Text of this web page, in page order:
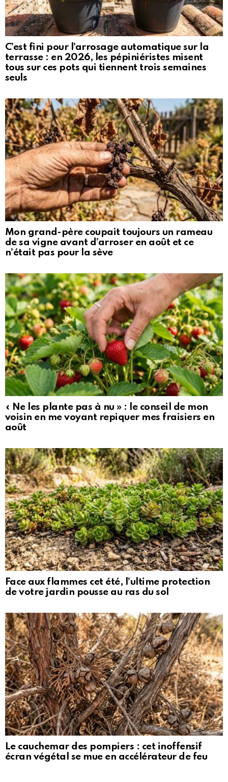
C’est fini pour l’arrosage automatique sur la
terrasse : en 2026, les pépiniéristes misent
tous sur ces pots qui tiennent trois semaines
seuls
Mon grand-père coupait toujours un rameau
de sa vigne avant d’arroser en août et ce
n’était pas pour la sève
« Ne les plante pas à nu » : le conseil de mon
voisin en me voyant repiquer mes fraisiers en
août
Face aux flammes cet été, l’ultime protection
de votre jardin pousse au ras du sol
Le cauchemar des pompiers : cet inoffensif
écran végétal se mue en accélérateur de feu